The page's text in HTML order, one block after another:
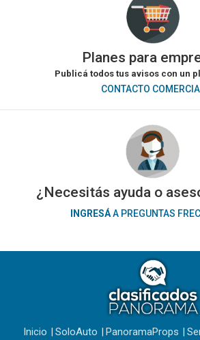
Planes para
Publicá todos tus avisos con un
CONTACTO
¿Necesitás ayuda o
INGRESÁA PREGUNTAS
Inicio SoloAuto PanoramaProps